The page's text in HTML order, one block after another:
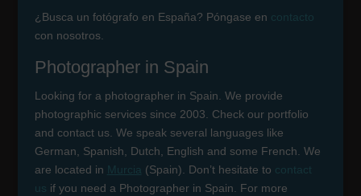
¿Busca un fotógrafo en España? Póngase en contacto
con nosotros.
Photographer in Spain
Looking for a photographer in Spain. We provide
photographic services since 2003. Check our portfolio
and contact us. We speak several languages like
German, Spanish, Dutch, English and some French. We
are located in Murcia (Spain). Don’t hesitate to contact
us if you need a Photographer in Spain. For more